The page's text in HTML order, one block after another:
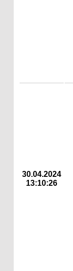
30.04.2024
13:10:26